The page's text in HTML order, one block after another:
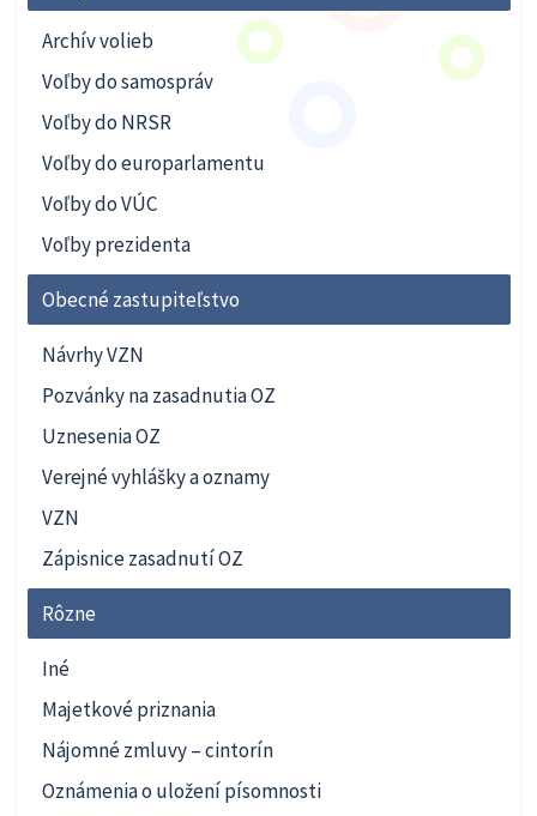
Archív volieb
Voľby do samospráv
Voľby do NRSR
Voľby do europarlamentu
Voľby do VÚC
Voľby prezidenta
Obecné zastupiteľstvo
Návrhy VZN
Pozvánky na zasadnutia OZ
Uznesenia OZ
Verejné vyhlášky a oznamy
VZN
Zápisnice zasadnutí OZ
Rôzne
Iné
Majetkové priznania
Nájomné zmluvy – cintorín
Oznámenia o uložení písomnosti